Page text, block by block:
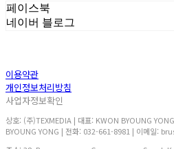
페이스북
네이버 블로그
이용약관
개인정보처리방침
사업자정보확인
상호: (주)TEXMEDIA | 대표: KWON BYOUNG
BYOUNG YONG | 전화: 032-661-8981 | 이메일: